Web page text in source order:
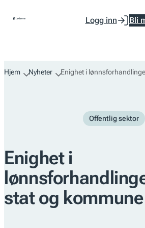
Logg inn Bli
Hjem Nyheter Enighet i
Offentlig sektor
Enighet i
stat og kommune